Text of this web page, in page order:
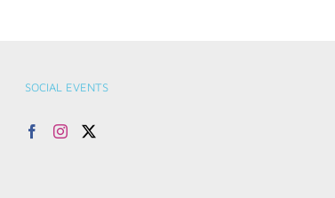
SOCIAL EVENTS